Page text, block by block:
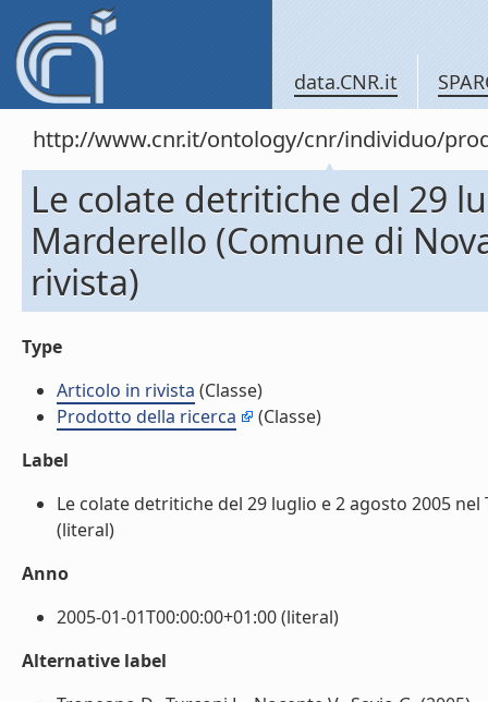
data.CNR.it
http://www.cnr.it/ontology/cnr/individuo/
Le colate detritiche del 29
Marderello (Comune di
rivista)
Type
Articolo in rivista (Classe)
Prodotto della ricerca
(Classe)
Label
Le colate detritiche del 29 luglio e 2 agosto 2005
(literal)
Anno
2005-01-01T00:00:00+01:00 (literal)
Alternative label